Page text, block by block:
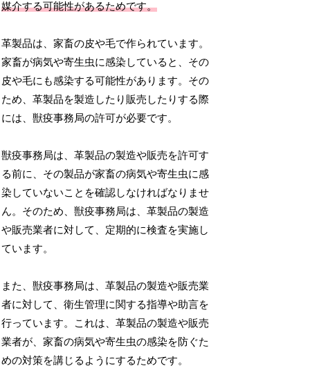
媒介する可能性があるためです。
革製品は、家畜の皮や毛で作られています。
家畜が病気や寄生虫に感染していると、その
皮や毛にも感染する可能性があります。その
ため、革製品を製造したり販売したりする際
には、獣疫事務局の許可が必要です。
獣疫事務局は、革製品の製造や販売を許可す
る前に、その製品が家畜の病気や寄生虫に感
染していないことを確認しなければなりませ
ん。そのため、獣疫事務局は、革製品の製造
や販売業者に対して、定期的に検査を実施し
ています。
また、獣疫事務局は、革製品の製造や販売業
者に対して、衛生管理に関する指導や助言を
行っています。これは、革製品の製造や販売
業者が、家畜の病気や寄生虫の感染を防ぐた
めの対策を講じるようにするためです。